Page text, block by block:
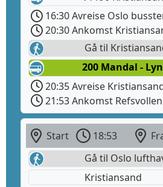
16:30 Avreise Oslo
20:30 Ankomst
Gå til
200 Mandal -
20:35 Avreise
21:53 Ankomst Refsvollen
Start 18:53
Gå til Oslo
Kristiansand